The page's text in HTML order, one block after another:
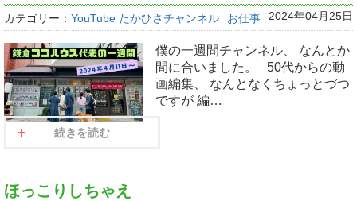
カテゴリー： YouTube たかひさチャンネル お仕事 2024年04月25日
僕の一週間チャンネル、 なんとか
間に合いました。 50代からの動
画編集、 なんとなくちょっとづつ
ですが 編…
続きを読む
ほっこりしちゃえ